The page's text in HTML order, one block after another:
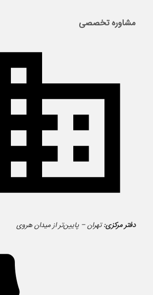
مشاوره تخصصی
دفتر مرکزی:تهران – پایین‌تر از میدان هروی